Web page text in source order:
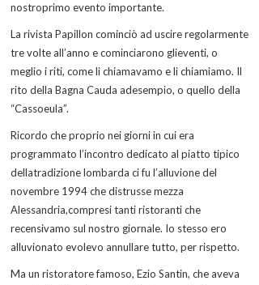
nostroprimo evento importante.
La rivista Papillon cominciò ad uscire regolarmente
tre volte all’anno e cominciarono glieventi, o
meglio i riti, come li chiamavamo e li chiamiamo. Il
rito della Bagna Cauda adesempio, o quello della
“Cassoeula”.
Ricordo che proprio nei giorni in cui era
programmato l’incontro dedicato al piatto tipico
dellatradizione lombarda ci fu l’alluvione del
novembre 1994 che distrusse mezza
Alessandria,compresi tanti ristoranti che
recensivamo sul nostro giornale. Io stesso ero
alluvionato evolevo annullare tutto, per rispetto.
Ma un ristoratore famoso, Ezio Santin, che aveva